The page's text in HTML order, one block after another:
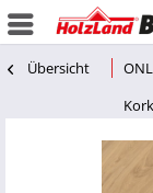
Übersicht